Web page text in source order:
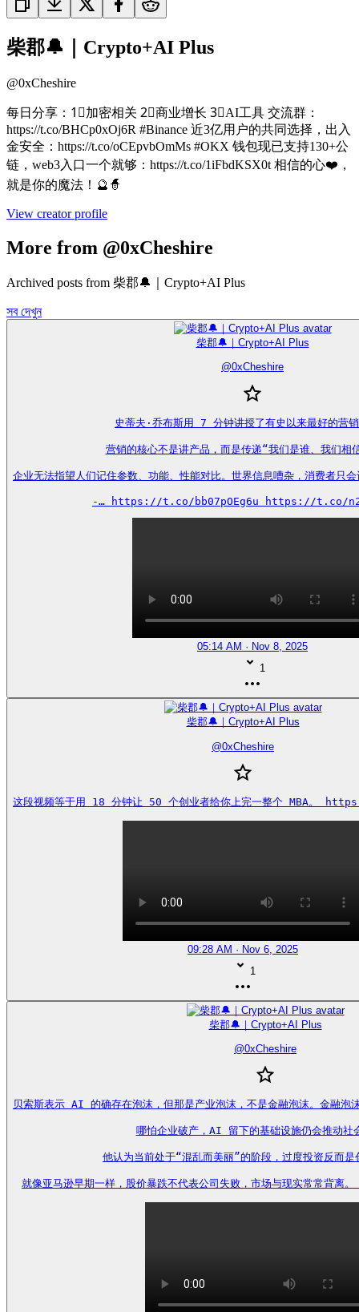
柴郡🔔｜Crypto+AI Plus
@0xCheshire
每日分享：1⃣加密相关 2⃣商业增长 3⃣AI工具 交流群：
https://t.co/BHCp0xOj6R #Binance 近3亿用户的共同选择，出入
金安全：https://t.co/oCEpvbOmMs #OKX 钱包现已支持130+公
链，web3入口一个就够：https://t.co/1iFbdKSX0t 相信的心❤️，
就是你的魔法！🔮🧙
View creator profile
More from @0xCheshire
Archived posts from 柴郡🔔｜Crypto+AI Plus
সব দেখুন
柴郡🔔｜Crypto+AI Plus
@0xCheshire
史蒂夫·乔布斯用 7 分钟讲授了有史以来最好的营
营销的核心不是讲产品，而是传递“我们是谁、我们相
企业无法指望人们记住参数、功能、性能对比。世界信息嘈杂，消费者只
-… https://t.co/bb07pOEg6u https://t.co/
05:14 AM · Nov 8, 2025
1
柴郡🔔｜Crypto+AI Plus
@0xCheshire
这段视频等于用 18 分钟让 50 个创业者给你上完一整个 MBA。
09:28 AM · Nov 6, 2025
1
柴郡🔔｜Crypto+AI Plus
@0xCheshire
贝索斯表示 AI 的确存在泡沫，但那是产业泡沫，不是金融泡沫。金融泡
哪怕企业破产，AI 留下的基础设施仍会推动社
他认为当前处于“混乱而美丽”的阶段，过度投资反而是
就像亚马逊早期一样，股价暴跌不代表公司失败，市场与现实常常